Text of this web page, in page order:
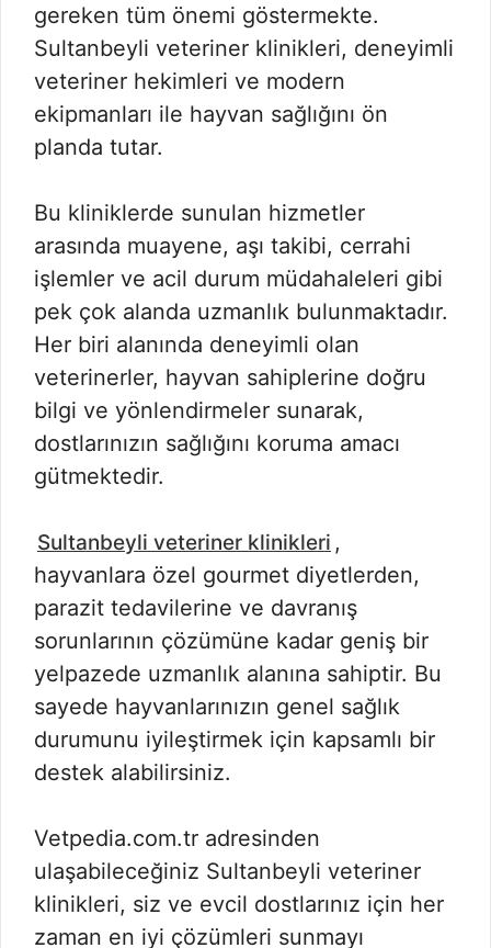
gereken tüm önemi göstermekte.
Sultanbeyli veteriner klinikleri, deneyimli
veteriner hekimleri ve modern
ekipmanları ile hayvan sağlığını ön
planda tutar.
Bu kliniklerde sunulan hizmetler
arasında muayene, aşı takibi, cerrahi
işlemler ve acil durum müdahaleleri gibi
pek çok alanda uzmanlık bulunmaktadır.
Her biri alanında deneyimli olan
veterinerler, hayvan sahiplerine doğru
bilgi ve yönlendirmeler sunarak,
dostlarınızın sağlığını koruma amacı
gütmektedir.
Sultanbeyli veteriner klinikleri ,
hayvanlara özel gourmet diyetlerden,
parazit tedavilerine ve davranış
sorunlarının çözümüne kadar geniş bir
yelpazede uzmanlık alanına sahiptir. Bu
sayede hayvanlarınızın genel sağlık
durumunu iyileştirmek için kapsamlı bir
destek alabilirsiniz.
Vetpedia.com.tr adresinden
ulaşabileceğiniz Sultanbeyli veteriner
klinikleri, siz ve evcil dostlarınız için her
zaman en iyi çözümleri sunmayı